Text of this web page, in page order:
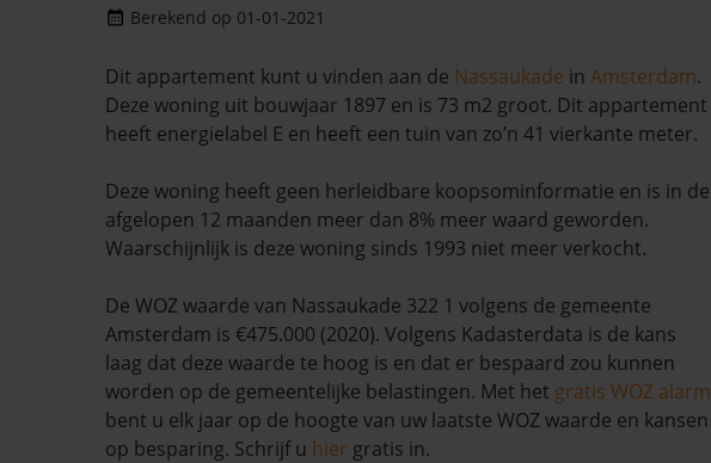
Berekend op 01-01-2021
Dit appartement kunt u vinden aan de Nassaukade in Amsterdam.
Deze woning uit bouwjaar 1897 en is 73 m2 groot. Dit appartement
heeft energielabel E en heeft een tuin van zo’n 41 vierkante meter.
Deze woning heeft geen herleidbare koopsominformatie en is in de
afgelopen 12 maanden meer dan 8% meer waard geworden.
Waarschijnlijk is deze woning sinds 1993 niet meer verkocht.
De WOZ waarde van Nassaukade 322 1 volgens de gemeente
Amsterdam is €475.000 (2020). Volgens Kadasterdata is de kans
laag dat deze waarde te hoog is en dat er bespaard zou kunnen
worden op de gemeentelijke belastingen. Met het gratis WOZ alarm
bent u elk jaar op de hoogte van uw laatste WOZ waarde en kansen
op besparing. Schrijf u hier gratis in.